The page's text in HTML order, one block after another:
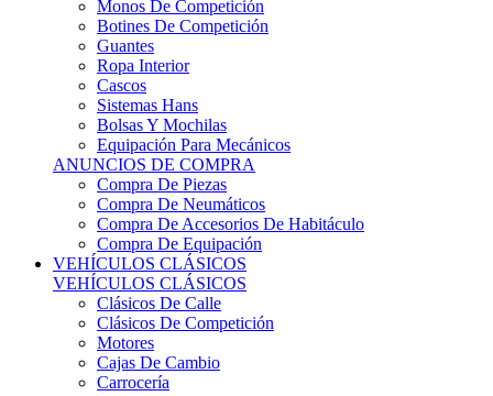
Monos De Competición
Botines De Competición
Guantes
Ropa Interior
Cascos
Sistemas Hans
Bolsas Y Mochilas
Equipación Para Mecánicos
ANUNCIOS DE COMPRA
Compra De Piezas
Compra De Neumáticos
Compra De Accesorios De Habitáculo
Compra De Equipación
VEHÍCULOS CLÁSICOS
VEHÍCULOS CLÁSICOS
Clásicos De Calle
Clásicos De Competición
Motores
Cajas De Cambio
Carrocería